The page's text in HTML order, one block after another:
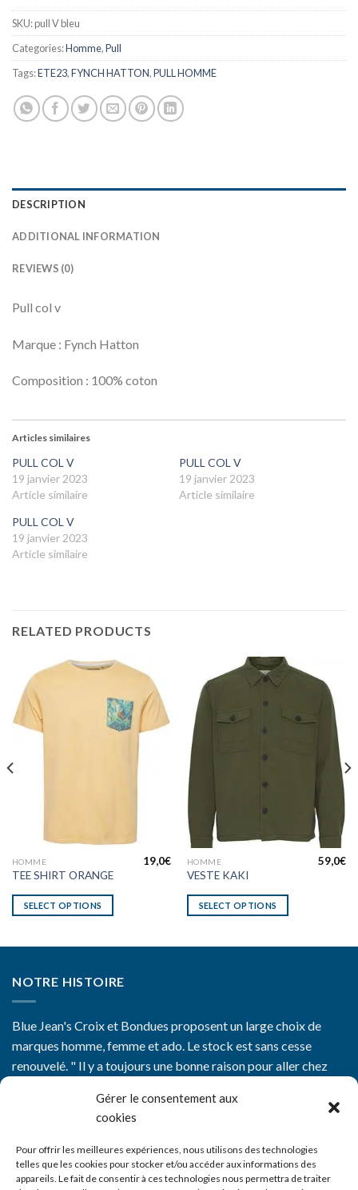
Gérer le consentement aux
cookies
Pour offrir les meilleures expériences, nous utilisons des technologies
telles que les cookies pour stocker et/ou accéder aux informations des
appareils. Le fait de consentir à ces technologies nous permettra de traiter
SKU:pull V bleu
Categories:Homme,Pull
Tags:ETE23,FYNCH HATTON,PULL HOMME
DESCRIPTION
ADDITIONAL INFORMATION
REVIEWS (0)
Pull col v
Marque : Fynch Hatton
Composition : 100% coton
Articles similaires
PULL COL V
19 janvier 2023
Article similaire
PULL COL V
19 janvier 2023
Article similaire
PULL COL V
19 janvier 2023
Article similaire
RELATED PRODUCTS
HOMME
TEE SHIRT ORANGE
19,0€
SELECT OPTIONS
HOMME
VESTE KAKI
59,0€
SELECT OPTIONS
NOTRE HISTOIRE
Blue Jean's Croix et Bondues proposent un large choix de
marques homme, femme et ado. Le stock est sans cesse
renouvelé. " Il y a toujours une bonne raison pour aller chez
CGV